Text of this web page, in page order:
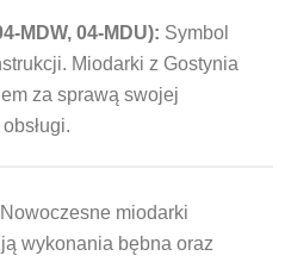
MDW, 04-MDU): Symbol
Miodarki z Gostynia
za sprawą swojej
Nowoczesne miodarki
wykonania bębna oraz